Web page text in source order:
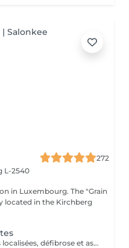
272
L-2540
in Luxembourg. The "Grain
located in the Kirchberg
Ce soin ciblé déstocke les graisses localisées, défibrose et assouplit les tissus pour traiter efficacement la cellulite adipeuse et fibreuse tout en procurant un grand moment de bien-être.